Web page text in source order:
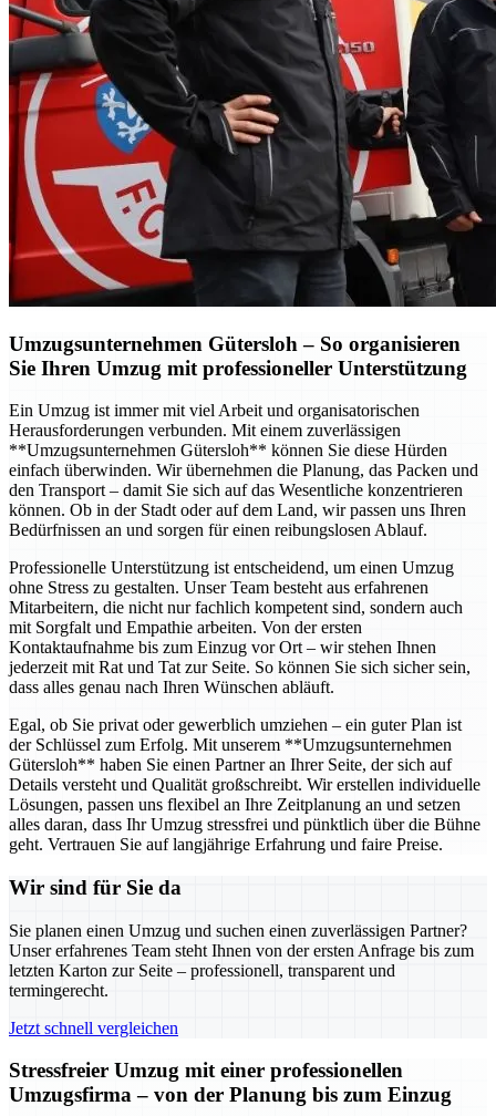
Umzugsunternehmen Gütersloh – So organisieren
Sie Ihren Umzug mit professioneller Unterstützung
Ein Umzug ist immer mit viel Arbeit und organisatorischen
Herausforderungen verbunden. Mit einem zuverlässigen
**Umzugsunternehmen Gütersloh** können Sie diese Hürden
einfach überwinden. Wir übernehmen die Planung, das Packen und
den Transport – damit Sie sich auf das Wesentliche konzentrieren
können. Ob in der Stadt oder auf dem Land, wir passen uns Ihren
Bedürfnissen an und sorgen für einen reibungslosen Ablauf.
Professionelle Unterstützung ist entscheidend, um einen Umzug
ohne Stress zu gestalten. Unser Team besteht aus erfahrenen
Mitarbeitern, die nicht nur fachlich kompetent sind, sondern auch
mit Sorgfalt und Empathie arbeiten. Von der ersten
Kontaktaufnahme bis zum Einzug vor Ort – wir stehen Ihnen
jederzeit mit Rat und Tat zur Seite. So können Sie sich sicher sein,
dass alles genau nach Ihren Wünschen abläuft.
Egal, ob Sie privat oder gewerblich umziehen – ein guter Plan ist
der Schlüssel zum Erfolg. Mit unserem **Umzugsunternehmen
Gütersloh** haben Sie einen Partner an Ihrer Seite, der sich auf
Details versteht und Qualität großschreibt. Wir erstellen individuelle
Lösungen, passen uns flexibel an Ihre Zeitplanung an und setzen
alles daran, dass Ihr Umzug stressfrei und pünktlich über die Bühne
geht. Vertrauen Sie auf langjährige Erfahrung und faire Preise.
Wir sind für Sie da
Sie planen einen Umzug und suchen einen zuverlässigen Partner?
Unser erfahrenes Team steht Ihnen von der ersten Anfrage bis zum
letzten Karton zur Seite – professionell, transparent und
termingerecht.
Jetzt schnell vergleichen
Stressfreier Umzug mit einer professionellen
Umzugsfirma – von der Planung bis zum Einzug